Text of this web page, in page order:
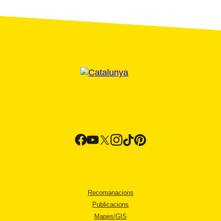
Recomanacions
Publicacions
Mapes/GIS